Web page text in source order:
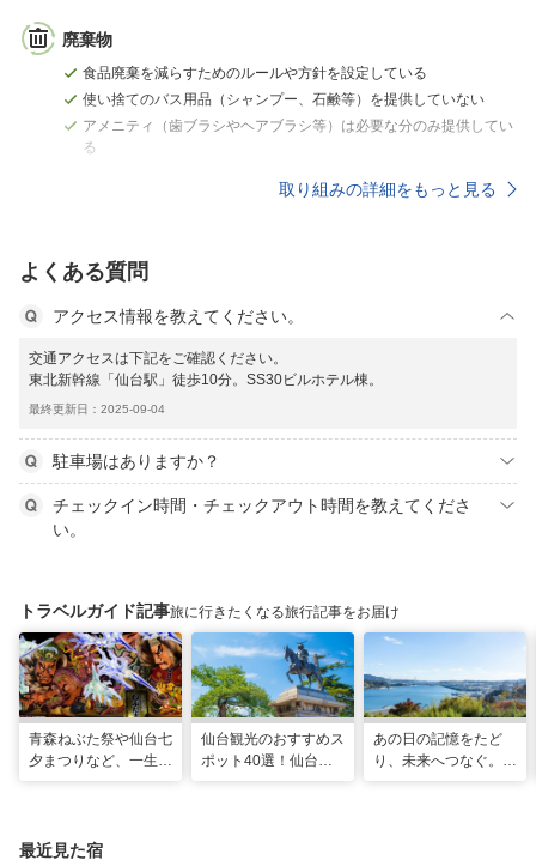
廃棄物
食品廃棄を減らすためのルールや方針を設定している
使い捨てのバス用品（シャンプー、石鹸等）を提供していない
アメニティ（歯ブラシやヘアブラシ等）は必要な分のみ提供してい
る
取り組みの詳細をもっと見る
よくある質問
アクセス情報を教えてください。
交通アクセスは下記をご確認ください。
東北新幹線「仙台駅」徒歩10分。SS30ビルホテル棟。
最終更新日：2025-09-04
駐車場はありますか？
チェックイン時間・チェックアウト時間を教えてくださ
い。
トラベルガイド記事旅に行きたくなる旅行記事をお届け
青森ねぶた祭や仙台七
夕まつりなど、一生に
仙台観光のおすすめス
ポット40選！仙台旅
あの日の記憶をたど
り、未来へつなぐ。宮
最近見た宿